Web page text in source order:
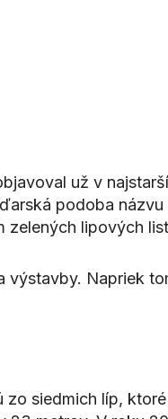
už v
podoba
zelených lipových
Napriek
siedmich líp,